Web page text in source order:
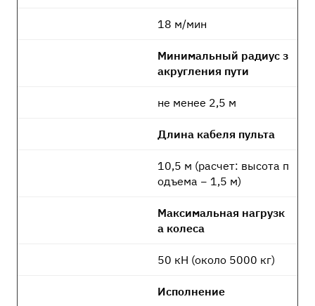
18 м/мин
Минимальный радиус з
акругления пути
не менее 2,5 м
Длина кабеля пульта
10,5 м (расчет: высота п
одъема − 1,5 м)
Максимальная нагрузк
а колеса
50 кН (около 5000 кг)
Исполнение